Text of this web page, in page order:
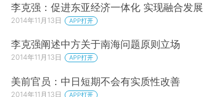
李克强：促进东亚经济一体化 实现融合发展
2014年11月13日 APP打开
李克强阐述中方关于南海问题原则立场
2014年11月13日 APP打开
美前官员：中日短期不会有实质性改善
2014年11月13日 APP打开